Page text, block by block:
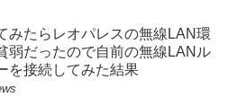
みたらレオパレスの無線LAN環
弱だったので自前の無線LANル
を接続してみた結果